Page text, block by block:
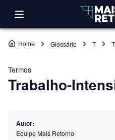
Home Glossário T
Termos
Trabalho-
Autor:
Equipe Mais Retorno